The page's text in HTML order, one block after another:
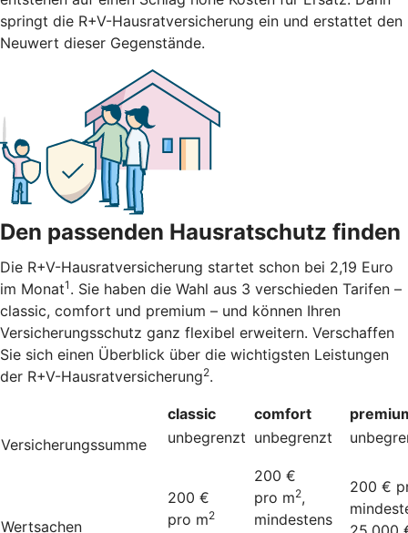
springt die R+V-Hausratversicherung ein und erstattet den
Neuwert dieser Gegenstände.
Den passenden Hausratschutz finden
Die R+V-Hausratversicherung startet schon bei 2,19 Euro
im Monat1 . Sie haben die Wahl aus 3 verschieden Tarifen –
classic, comfort und premium – und können Ihren
Versicherungsschutz ganz flexibel erweitern. Verschaffen
Sie sich einen Überblick über die wichtigsten Leistungen
der R+V-Hausratversicherung2.
classic comfort
Versicherungssumme
unbegrenzt unbegrenzt
Wertsachen
200 €
pro m2
200 €
pro m2,
mindestens
200 €